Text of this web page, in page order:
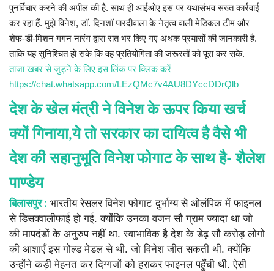
Language
English hindi
पुनर्विचार करने की अपील की है. साथ ही आईओए इस पर यथासंभव सख्त कार्रवाई
कर रहा हैं. मुझे विनेश, डॉ. दिनशॉ पारदीवाला के नेतृत्व वाली मेडिकल टीम और
शेफ-डी-मिशन गगन नारंग द्वारा रात भर किए गए अथक प्रयासों की जानकारी है.
ताकि यह सुनिश्चित हो सके कि वह प्रतियोगिता की जरूरतों को पूरा कर सके.
ताजा खबर से जुड़ने के लिए इस लिंक पर क्लिक करें
https://chat.whatsapp.com/LEzQMc7v4AU8DYccDDrQlb
देश के खेल मंत्री ने विनेश के ऊपर किया खर्च
क्यों गिनाया,ये तो सरकार का दायित्व है वैसे भी
देश की सहानुभूति विनेश फोगाट के साथ है- शैलेश
पाण्डेय
बिलासपुर : भारतीय रेसलर विनेश फोगाट दुर्भाग्य से ओलंपिक में फाइनल
से डिसक्वालीफाई हो गई. क्योंकि उनका वजन सौ ग्राम ज्यादा था जो
की मापदंडों के अनुरुप नहीं था. स्वाभाविक है देश के डेढ़ सौ करोड़ लोगो
की आशाएँ इस गोल्ड मेडल से थी. जो विनेश जीत सकती थी. क्योंकि
उन्होंने कड़ी मेहनत कर दिग्गजों को हराकर फाइनल पहुँची थी. ऐसी